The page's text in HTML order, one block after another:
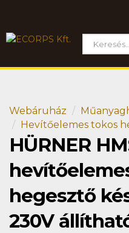
Webáruház
Hevítőelemes tokos
HÜRNER
hegesztő
230V